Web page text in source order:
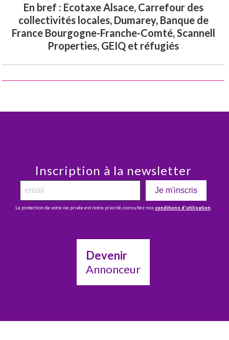
En bref : Ecotaxe Alsace, Carrefour des
collectivités locales, Dumarey, Banque de
France Bourgogne-Franche-Comté, Scannell
Properties, GEIQ et réfugiés
Inscription à la newsletter
Je m'inscris
La protection de votre vie privée est notre priorité, consultez nos conditions d’utilisation
Devenir
Annonceur